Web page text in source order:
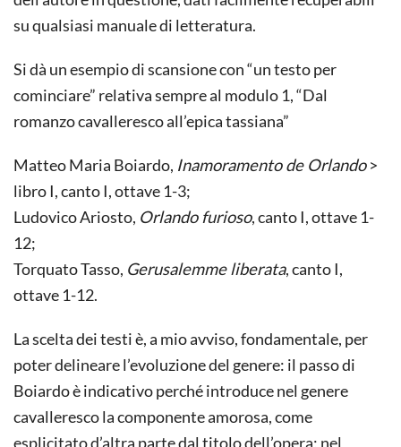
su qualsiasi manuale di letteratura.
Si dà un esempio di scansione con “un testo per
cominciare” relativa sempre al modulo 1, “Dal
romanzo cavalleresco all’epica tassiana”
Matteo Maria Boiardo, Inamoramento de Orlando>
libro I, canto I, ottave 1-3;
Ludovico Ariosto, Orlando furioso, canto I, ottave 1-
12;
Torquato Tasso, Gerusalemme liberata, canto I,
ottave 1-12.
La scelta dei testi è, a mio avviso, fondamentale, per
poter delineare l’evoluzione del genere: il passo di
Boiardo è indicativo perché introduce nel genere
cavalleresco la componente amorosa, come
esplicitato d’altra parte dal titolo dell’opera; nel